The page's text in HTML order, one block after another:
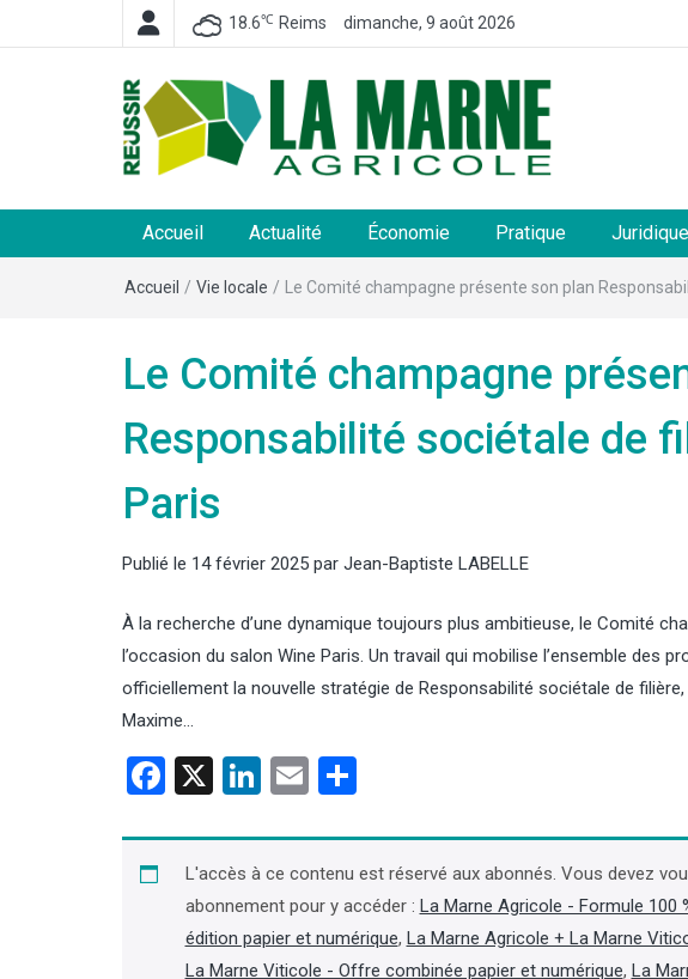
18.6℃ Reims dimanche, 9 août 2026
La Marne Agricole
et rurales
Accueil Actualité Économie Pratique Juridique
Accueil / Vie locale / Le Comité champagne présente son plan
Le Comité champagne
Responsabilité sociétale de
Paris
Publié le 14 février 2025 par Jean-Baptiste LABELLE
À la recherche d’une dynamique toujours plus ambitieuse, le Comité
l’occasion du salon Wine Paris. Un travail qui mobilise l’ensemble
officiellement la nouvelle stratégie de Responsabilité sociétale de
Maxime…
Facebook
X LinkedIn
Email
L'accès à ce contenu est réservé aux abonnés. Vous devez
abonnement pour y accéder : La Marne Agricole - Formule 100
édition papier et numérique, La Marne Agricole + La Marne
La Marne Viticole - Offre combinée papier et numérique, La